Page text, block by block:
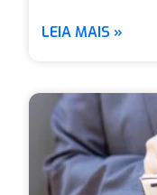
LEIA MAIS »